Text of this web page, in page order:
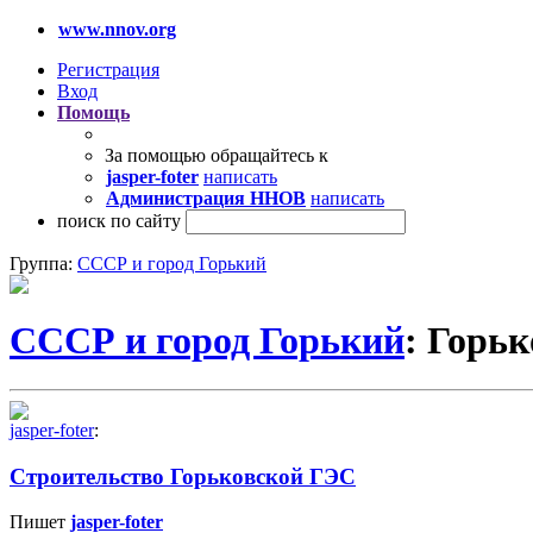
www.nnov.org
Регистрация
Вход
Помощь
За помощью обращайтесь к
jasper-foter написать
Администрация ННОВ написать
поиск по сайту
Группа: СССР и город Горький
СССР и город Горький:
jasper-foter:
Строительство Горьковской ГЭС
Пишет jasper-foter